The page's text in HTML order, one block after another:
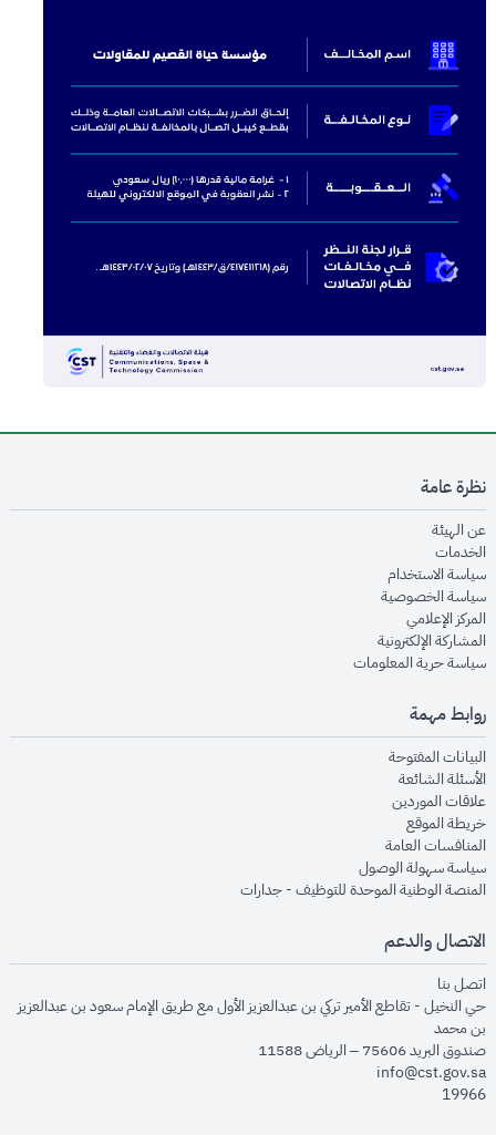
نظرة عامة
عن الهيئةopens in new window
الخدماتopens in new window
سياسة الاستخدام
سياسة الخصوصيةopens in new window
المركز الإعلاميopens in new window
المشاركة الإلكترونيةopens in new window
سياسة حرية المعلوماتopens in new window
روابط مهمة
البيانات المفتوحةopens in new window
الأسئلة الشائعةopens in new window
علاقات الموردينopens in new window
خريطة الموقعopens in new window
المنافسات العامةopens in new window
سياسة سهولة الوصولopens in new window
المنصة الوطنية الموحدة للتوظيف - جداراتopens in new window
الاتصال والدعم
اتصل بنا
حي النخيل - تقاطع الأمير تركي بن عبدالعزيز الأول مع طريق الإمام سعود بن عبدالعزيز
بن محمد
صندوق البريد 75606 – الرياض 11588
info@cst.gov.sa
19966